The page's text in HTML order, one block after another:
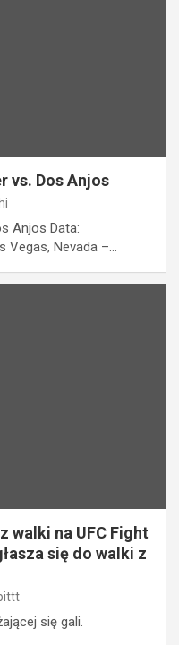
vs. Dos Anjos
Anjos Data:
Vegas, Nevada –…
walki na UFC Fight
się do walki z
się gali.